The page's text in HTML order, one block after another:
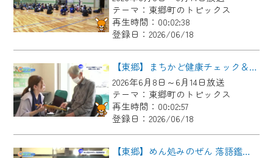
テーマ：東郷町のトピックス
再生時間：00:02:38
登録日：2026/06/18
【東郷】まちかど健康チェック＆東郷ふれあい朝市
2026年6月8日～6月14日放送
テーマ：東郷町のトピックス
再生時間：00:02:57
登録日：2026/06/18
【東郷】めん処みのぜん 落語鑑賞会
年9月24日からリニューアルします！
【変更点】
◆デザイン変更により、お住まいの地域
の動画コンテンツが一目瞭然。
◆当社アプリやＰＣブラウザから、いつ
でも・どこでも・外出先でも！
CCNetサービスエリア20市町の地域情報
番組をご視聴いただけます！